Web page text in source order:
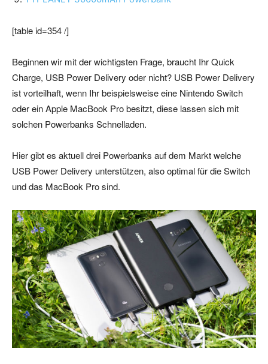
[table id=354 /]
Beginnen wir mit der wichtigsten Frage, braucht Ihr Quick
Charge, USB Power Delivery oder nicht? USB Power Delivery
ist vorteilhaft, wenn Ihr beispielsweise eine Nintendo Switch
oder ein Apple MacBook Pro besitzt, diese lassen sich mit
solchen Powerbanks Schnelladen.
Hier gibt es aktuell drei Powerbanks auf dem Markt welche
USB Power Delivery unterstützen, also optimal für die Switch
und das MacBook Pro sind.